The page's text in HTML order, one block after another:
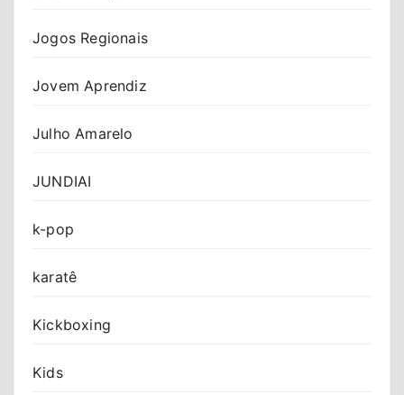
Jogos Regionais
Jovem Aprendiz
Julho Amarelo
JUNDIAI
k-pop
karatê
Kickboxing
Kids